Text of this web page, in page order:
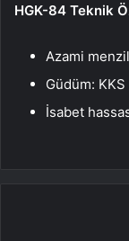
HGK-84 Teknik
Azami
Güdüm:
İsabet